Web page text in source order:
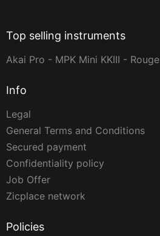
Top selling instruments
Akai Pro - MPK Mini KKIII - Rouge
Info
Legal
General Terms and Conditions
Secured payment
Confidentiality policy
Job Offer
Zicplace network
Policies